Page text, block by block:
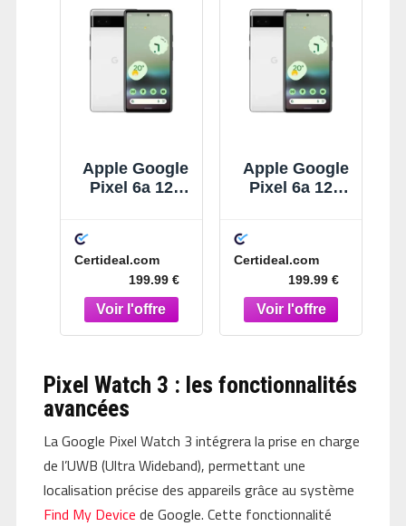
Apple Google
Pixel 6a 128
Certideal.com
199.99 €
Apple Google
Pixel 6a 128
Certideal.com
199.99 €
Pixel Watch 3 : les fonctionnalités
avancées
La Google Pixel Watch 3 intégrera la prise en charge
de l’UWB (Ultra Wideband), permettant une
localisation précise des appareils grâce au système
Find My Device de Google. Cette fonctionnalité